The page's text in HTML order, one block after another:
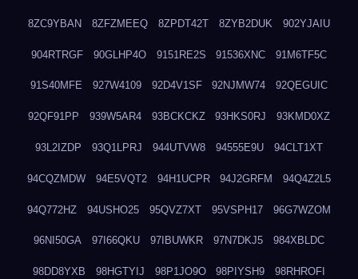
8ZC9YBAN 8ZFZMEEQ 8ZPDT42T 8ZYB2DUK 902YJAIU
904RTRGF 90GLHP4O 9151RE2S 91536XNC 91M6TF5C
91S40MFE 927W4109 92D4V1SF 92NJMW74 92QEGUIC
92QF91PP 939W5AR4 93BCKCKZ 93HKS0RJ 93KMD0XZ
93L2IZDP 93Q1LPRJ 944UTVW8 94555E9U 94CLT1XT
94CQZMDW 94E5VQT2 94H1UCPR 94J2GRFM 94Q4Z2L5
94Q772HZ 94USHO25 95QVZ7XT 95VSPH17 96G7WZOM
96NI50GA 97I66QKU 97IBUWKR 97N7DKJ5 984XBLDC
98DD8YXB 98HGTYIJ 98P1JO9O 98PIYSH9 98RHROFI